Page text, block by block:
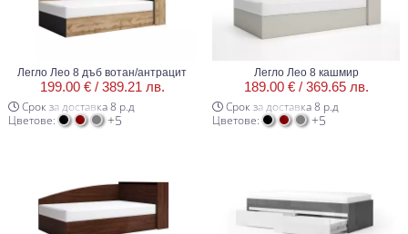
Легло Лео 8 дъб вотан/антрацит
199.00 € / 389.21 лв.
Срок за доставка 8 р.д
Цветове:
+5
Легло Лео 8 кашмир
189.00 € / 369.65 лв.
Срок за доставка 8 р.д
Цветове:
+5